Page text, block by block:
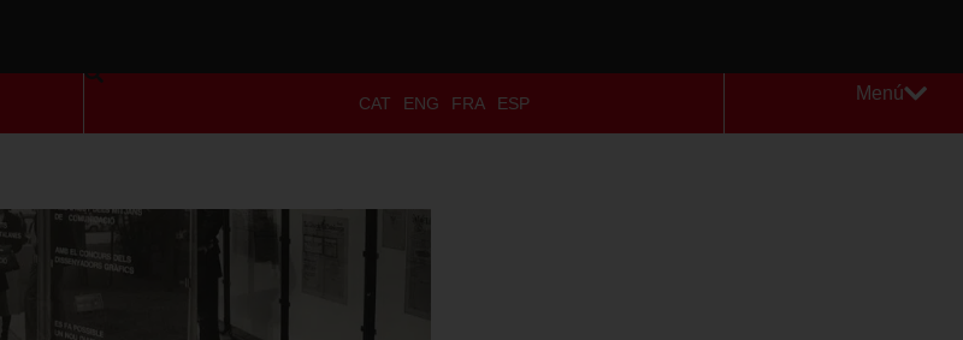
CAT ENG FRA ESP
Menú